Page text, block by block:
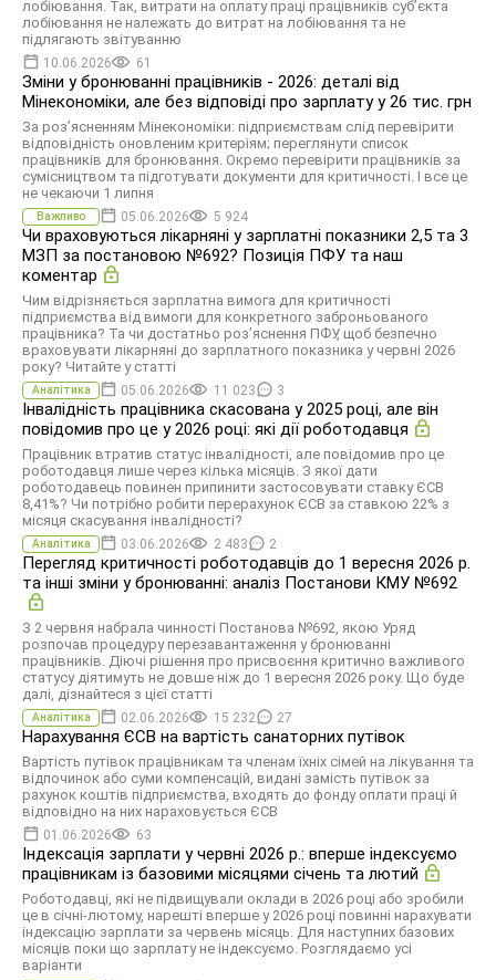
лобіювання. Так, витрати на оплату праці працівників суб’єкта
лобіювання не належать до витрат на лобіювання та не
підлягають звітуванню
10.06.2026 61
Зміни у бронюванні працівників - 2026: деталі від
Мінекономіки, але без відповіді про зарплату у 26 тис. грн
За розʼясненням Мінекономіки: підприємствам слід перевірити
відповідність оновленим критеріям; переглянути список
працівників для бронювання. Окремо перевірити працівників за
сумісництвом та підготувати документи для критичності. І все це
не чекаючи 1 липня
Важливо 05.06.2026 5 924
Чи враховуються лікарняні у зарплатні показники 2,5 та 3
МЗП за постановою №692? Позиція ПФУ та наш
коментар
Чим відрізняється зарплатна вимога для критичності
підприємства від вимоги для конкретного заброньованого
працівника? Та чи достатньо роз’яснення ПФУ, щоб безпечно
враховувати лікарняні до зарплатного показника у червні 2026
року? Читайте у статті
Аналітика 05.06.2026 11 023 3
Інвалідність працівника скасована у 2025 році, але він
повідомив про це у 2026 році: які дії роботодавця
Працівник втратив статус інвалідності, але повідомив про це
роботодавця лише через кілька місяців. З якої дати
роботодавець повинен припинити застосовувати ставку ЄСВ
8,41%? Чи потрібно робити перерахунок ЄСВ за ставкою 22% з
місяця скасування інвалідності?
Аналітика 03.06.2026 2 483 2
Перегляд критичності роботодавців до 1 вересня 2026 р.
та інші зміни у бронюванні: аналіз Постанови КМУ №692
З 2 червня набрала чинності Постанова №692, якою Уряд
розпочав процедуру перезавантаження у бронюванні
працівників. Діючі рішення про присвоєння критично важливого
статусу діятимуть не довше ніж до 1 вересня 2026 року. Що буде
далі, дізнайтеся з цієї статті
Аналітика 02.06.2026 15 232 27
Нарахування ЄСВ на вартість санаторних путівок
Вартість путівок працівникам та членам їхніх сімей на лікування та
відпочинок або суми компенсацій, видані замість путівок за
рахунок коштів підприємства, входять до фонду оплати праці й
відповідно на них нараховується ЄСВ
01.06.2026 63
Індексація зарплати у червні 2026 р.: вперше індексуємо
працівникам із базовими місяцями січень та лютий
Роботодавці, які не підвищували оклади в 2026 році або зробили
це в січні-лютому, нарешті вперше у 2026 році повинні нарахувати
індексацію зарплати за червень місяць. Для наступних базових
місяців поки що зарплату не індексуємо. Розглядаємо усі
варіанти